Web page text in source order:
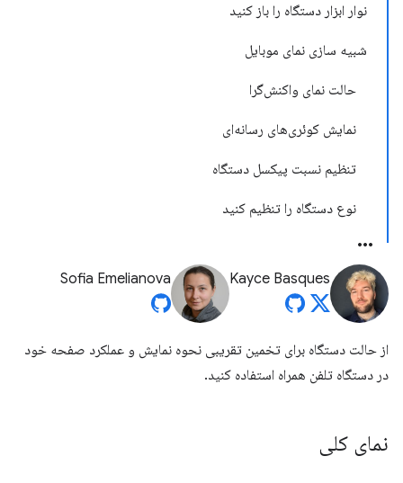
نوار ابزار دستگاه را باز کنید
شبیه سازی نمای موبایل
حالت نمای واکنش‌گرا
نمایش کوئری‌های رسانه‌ای
تنظیم نسبت پیکسل دستگاه
نوع دستگاه را تنظیم کنید
Kayce Basques
Sofia Emelianova
از حالت دستگاه برای تخمین تقریبی نحوه نمایش و عملکرد صفحه خود
در دستگاه تلفن همراه استفاده کنید.
نمای کلی